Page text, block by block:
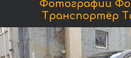
Фотографии
Транспортёр